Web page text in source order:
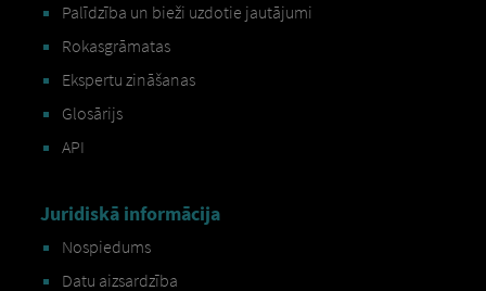
Palīdzība un bieži uzdotie jautājumi
Rokasgrāmatas
Ekspertu zināšanas
Glosārijs
API
Juridiskā informācija
Nospiedums
Datu aizsardzība